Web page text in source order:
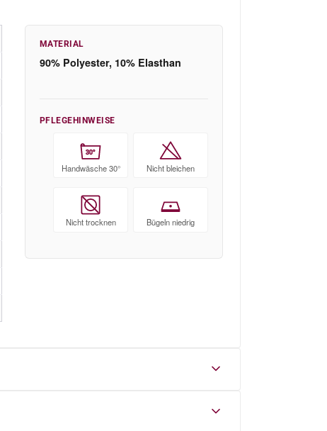
MATERIAL
90% Polyester, 10% Elasthan
PFLEGEHINWEISE
30°
Handwäsche 30° Nicht bleichen
Nicht trocknen Bügeln niedrig